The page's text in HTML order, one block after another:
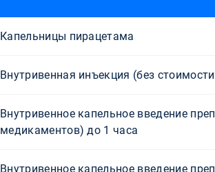
Капельницы пирацетама
Внутривенная инъекция (без
Внутривенное капельное введение
медикаментов) до 1 часа
Внутривенное капельное введение